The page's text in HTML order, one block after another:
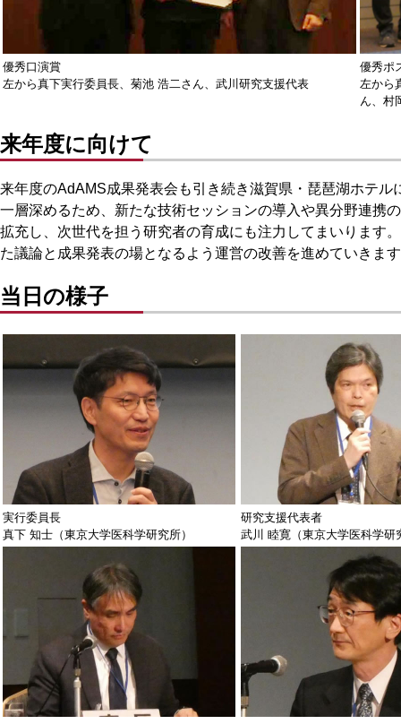
優秀口演賞
左から真下実行委員長、菊池 浩二さん、武川研究支援代表
優秀ポ
左から
ん、村
来年度に向けて
来年度のAdAMS成果発表会も引き続き滋賀県・琵琶湖ホテ
一層深めるため、新たな技術セッションの導入や異分野連携
拡充し、次世代を担う研究者の育成にも注力してまいります
た議論と成果発表の場となるよう運営の改善を進めていき
当日の様子
実行委員長
真下 知士（東京大学医科学研究所）
研究支援代表者
武川 睦寛（東京大学医科学研